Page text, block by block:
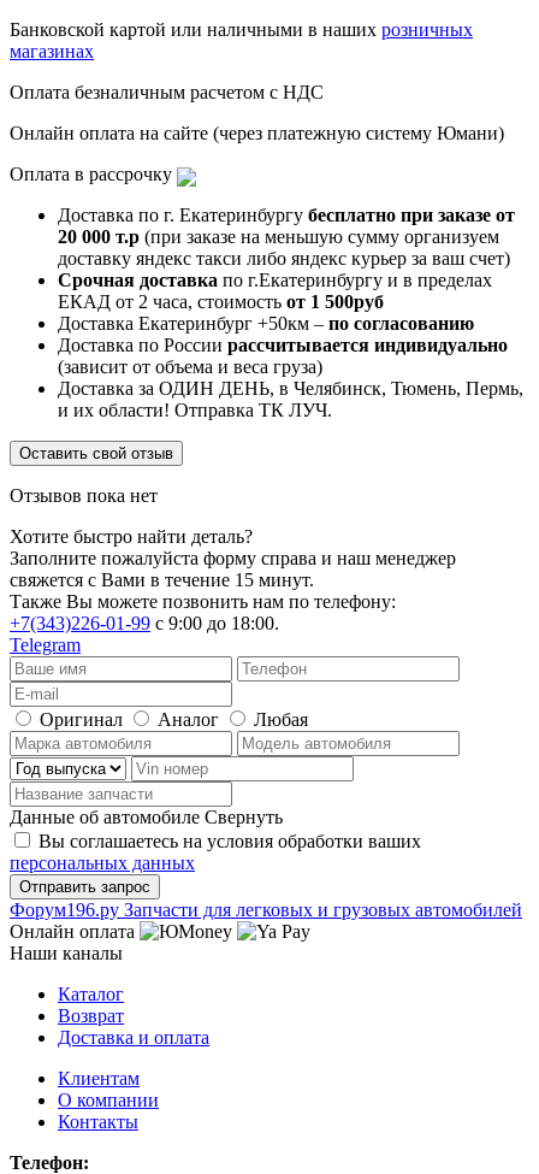
Банковской картой или наличными в наших розничных
магазинах
Оплата безналичным расчетом с НДС
Онлайн оплата на сайте (через платежную систему Юмани)
Оплата в рассрочку
Доставка по г. Екатеринбургу бесплатно при заказе от
20 000 т.р (при заказе на меньшую сумму организуем
доставку яндекс такси либо яндекс курьер за ваш счет)
Срочная доставка по г.Екатеринбургу и в пределах
ЕКАД от 2 часа, стоимость от 1 500руб
Доставка Екатеринбург +50км – по согласованию
Доставка по России рассчитывается индивидуально
(зависит от объема и веса груза)
Доставка за ОДИН ДЕНЬ, в Челябинск, Тюмень, Пермь,
и их области! Отправка ТК ЛУЧ.
Оставить свой отзыв
Отзывов пока нет
Хотите быстро найти деталь?
Заполните пожалуйста форму справа и наш менеджер
свяжется с Вами в течение 15 минут.
Также Вы можете позвонить нам по телефону:
+7(343)226-01-99 с 9:00 до 18:00.
Telegram
Оригинал Аналог Любая
Данные об автомобиле Свернуть
Вы соглашаетесь на условия обработки ваших
персональных данных
Фoрум196.ру Запчасти для легковых и грузовых автомобилей
Онлайн оплата
Наши каналы
Каталог
Возврат
Доставка и оплата
Клиентам
О компании
Контакты
Телефон: